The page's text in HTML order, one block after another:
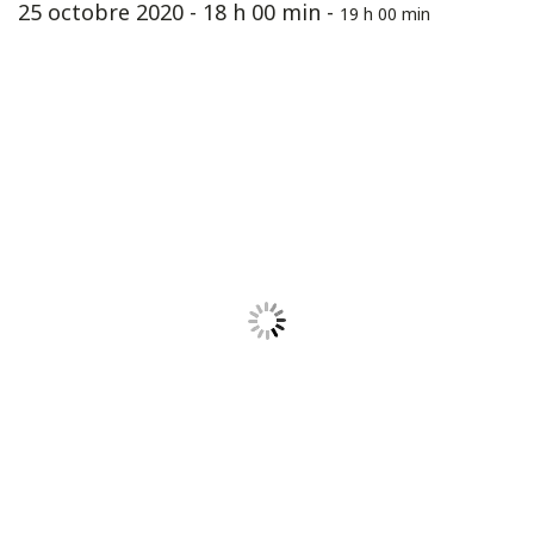
25 octobre 2020 - 18 h 00 min - 19 h 00 min